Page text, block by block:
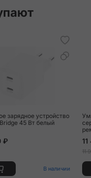
зарядное устройство
45 Вт белый
₽
В наличии
11